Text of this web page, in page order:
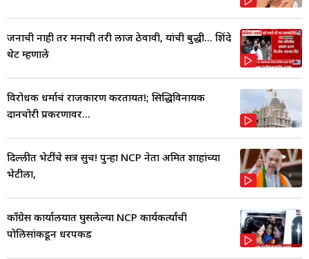
जनाची नाही तर मनाची तरी लाज ठेवावी, यांची बुद्धी... शिंदे
थेट म्हणाले
विरोधक धर्माचं राजकारण करतायत!; सिद्धिविनायक
दानचोरी प्रकरणावर...
दिल्लीत भेटींचे सत्र सुरूच! पुन्हा NCP नेता अमित शाहांच्या
भेटीला,
काँग्रेस कार्यालयात घुसलेल्या NCP कार्यकर्त्यांची
पोलिसांकडून धरपकड